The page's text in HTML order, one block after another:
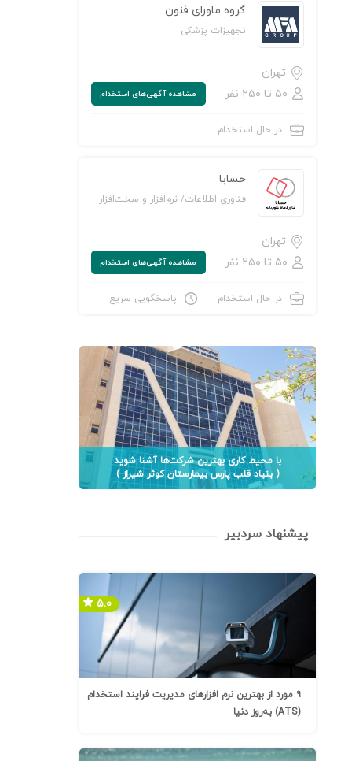
گروه ماورای فنون
تجهیزات پزشکی
تهران
۵۰ تا ۲۵۰ نفر
مشاهده‌ آگهی‌های استخدام
در حال استخدام
حسابا
فناوری اطلاعات/ نرم‌افزار و سخت‌افزار
تهران
۵۰ تا ۲۵۰ نفر
مشاهده‌ آگهی‌های استخدام
در حال استخدام پاسخگویی سریع
با محیط کاری بهترین شرکت‌ها آشنا شوید
( بنیاد قلب پارس بیمارستان کوثر شیراز )
پیشنهاد سردبیر
۹ مورد از بهترین نرم افزارهای مدیریت فرایند استخدام
(ATS) به‌روز دنیا
۵.۰